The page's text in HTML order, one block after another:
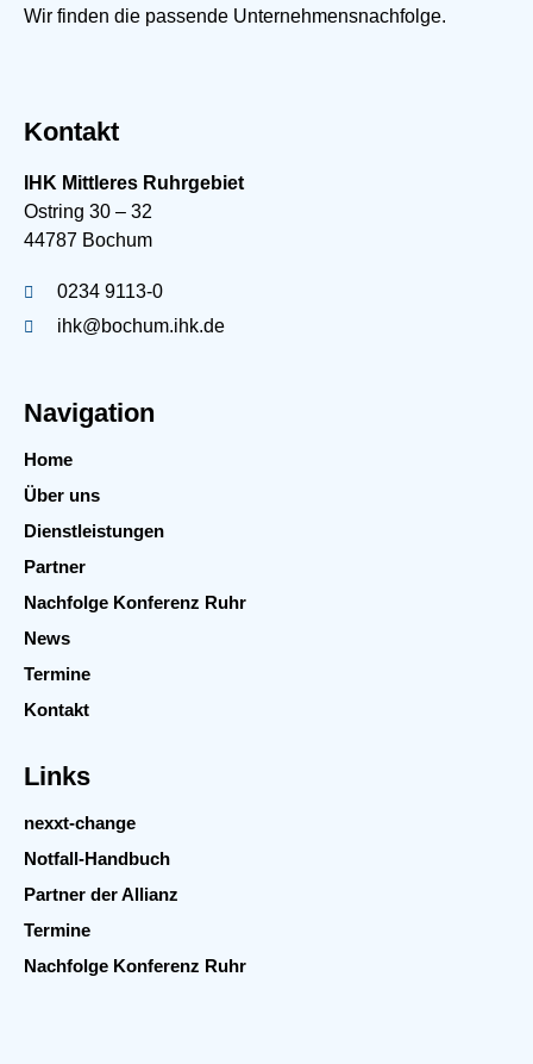
Wir finden die passende Unternehmensnachfolge.
Kontakt
IHK Mittleres Ruhrgebiet
Ostring 30 – 32
44787 Bochum
0234 9113-0
ihk@bochum.ihk.de
Navigation
Home
Über uns
Dienstleistungen
Partner
Nachfolge Konferenz Ruhr
News
Termine
Kontakt
Links
nexxt-change
Notfall-Handbuch
Partner der Allianz
Termine
Nachfolge Konferenz Ruhr